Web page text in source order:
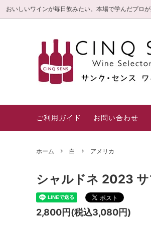
おいしいワインが毎日飲みたい。本場で学んだプロ
サンク・センス限定直輸入ワイ
ギフト箱・紙袋
毎日飲みたいお値打ち
信頼の3つのこだわり
ご利用ガイド お問い合わせ
ホーム 白 アメリカ
シャルドネ 2023
2,800円(税込3,080円)